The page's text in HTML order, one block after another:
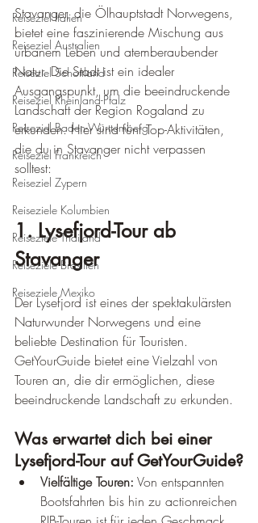
Reiseziel Italien
Reiseziel Australien
Reiseziel Schottland
Reiseziel Rheinland-Pfalz
Reiseziel Baden-Württemberg
Reiseziel Frankreich
Reiseziel Zypern
Reiseziele Kolumbien
Reiseziele Thailand
Reiseziele Brasilien
Reiseziele Mexiko
Stavanger, die Ölhauptstadt Norwegens,
bietet eine faszinierende Mischung aus
urbanem Leben und atemberaubender
Natur. Die Stadt ist ein idealer
Ausgangspunkt, um die beeindruckende
Landschaft der Region Rogaland zu
erkunden. Hier sind fünf Top-Aktivitäten,
die du in Stavanger nicht verpassen
solltest:
1. Lysefjord-Tour ab
Stavanger
Der Lysefjord ist eines der spektakulärsten
Naturwunder Norwegens und eine
beliebte Destination für Touristen.
GetYourGuide bietet eine Vielzahl von
Touren an, die dir ermöglichen, diese
beeindruckende Landschaft zu erkunden.
Was erwartet dich bei einer
Lysefjord-Tour auf GetYourGuide?
Vielfältige Touren: Von entspannten
Bootsfahrten bis hin zu actionreichen